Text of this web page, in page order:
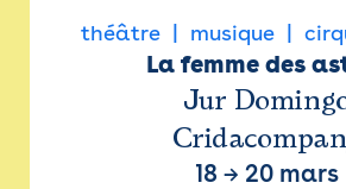
théâtre musique
La femme des
Jur
18 → 20 mars